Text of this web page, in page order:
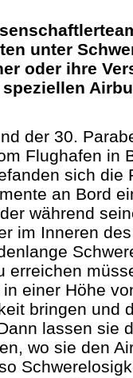
unter
oder ihre
der 30.
Flughafen in
sich die
an Bord
während
im Inneren
erreichen
einer Höhe
bringen und
lassen sie
wo sie den